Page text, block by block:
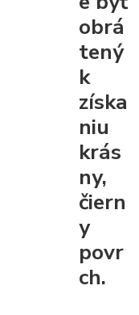
obrá
tený
k
získa
niu
krás
ny,
čiern
y
povr
ch.